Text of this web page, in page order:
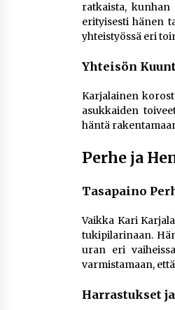
ratkaista,
erityisesti hänen
yhteistyössä eri
Yhteisön
Karjalainen
asukkaiden
häntä
Perhe ja
Tasapaino
Vaikka Kari
tukipilarinaan.
uran eri
varmistamaan,
Harrastukset